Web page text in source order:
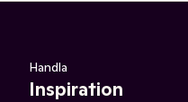
Handla
Inspiration